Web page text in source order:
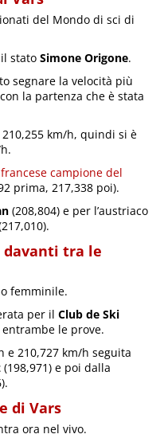
del Mondo di sci di
il statoSimone Origone.
segnare la velocità più
la partenza che è stata
km/h, quindi si è
campione del
prima, 217,338 poi).
(208,804) e per l’austriaco
davanti tra le
femminile.
per ilClub de Ski
le prove.
e 210,727 km/h seguita
(198,971) e poi dalla
di Vars
ora nel vivo.